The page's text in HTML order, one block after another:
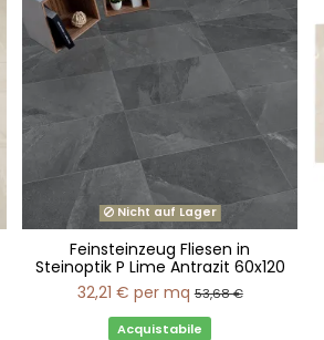
Nicht auf Lager
Feinsteinzeug Fliesen in
Steinoptik P Lime Antrazit 60x120
32,21 € per mq 53,68 €
Acquistabile